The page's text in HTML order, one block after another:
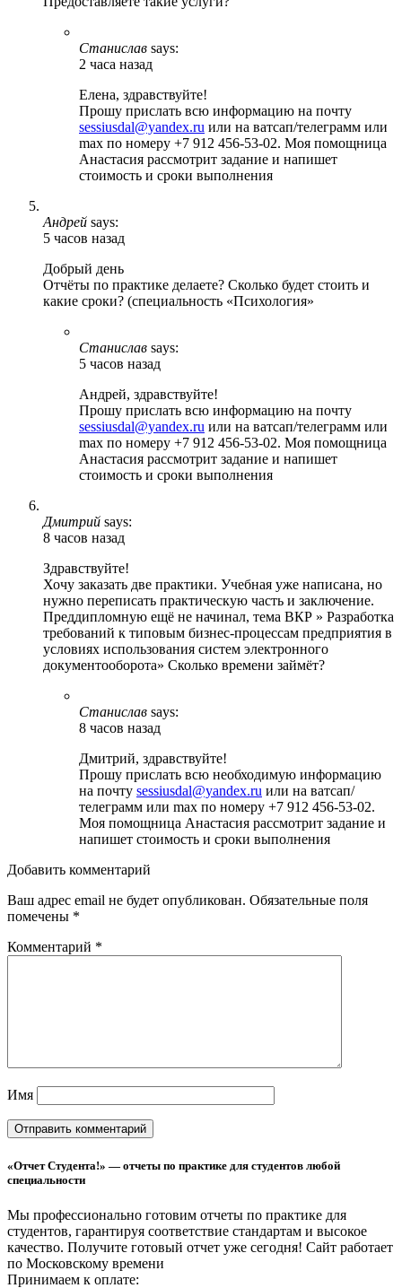
Станислав says:
2 часа назад
Елена, здравствуйте!
Прошу прислать всю информацию на почту
sessiusdal@yandex.ru или на ватсап/телеграмм или
max по номеру +7 912 456-53-02. Моя помощница
Анастасия рассмотрит задание и напишет
стоимость и сроки выполнения
Андрей says:
5 часов назад
Добрый день
Отчёты по практике делаете? Сколько будет стоить и
какие сроки? (специальность «Психология»
Станислав says:
5 часов назад
Андрей, здравствуйте!
Прошу прислать всю информацию на почту
sessiusdal@yandex.ru или на ватсап/телеграмм или
max по номеру +7 912 456-53-02. Моя помощница
Анастасия рассмотрит задание и напишет
стоимость и сроки выполнения
Дмитрий says:
8 часов назад
Здравствуйте!
Хочу заказать две практики. Учебная уже написана, но
нужно переписать практическую часть и заключение.
Преддипломную ещё не начинал, тема ВКР » Разработка
требований к типовым бизнес-процессам предприятия в
условиях использования систем электронного
документооборота» Сколько времени займёт?
Станислав says:
8 часов назад
Дмитрий, здравствуйте!
Прошу прислать всю необходимую информацию
на почту sessiusdal@yandex.ru или на ватсап/
телеграмм или max по номеру +7 912 456-53-02.
Моя помощница Анастасия рассмотрит задание и
напишет стоимость и сроки выполнения
Добавить комментарий
Ваш адрес email не будет опубликован. Обязательные поля
помечены *
Комментарий *
Имя
«Отчет Студента!» — отчеты по практике для студентов любой
специальности
Мы профессионально готовим отчеты по практике для
студентов, гарантируя соответствие стандартам и высокое
качество. Получите готовый отчет уже сегодня! Сайт работает
по Московскому времени
Принимаем к оплате: